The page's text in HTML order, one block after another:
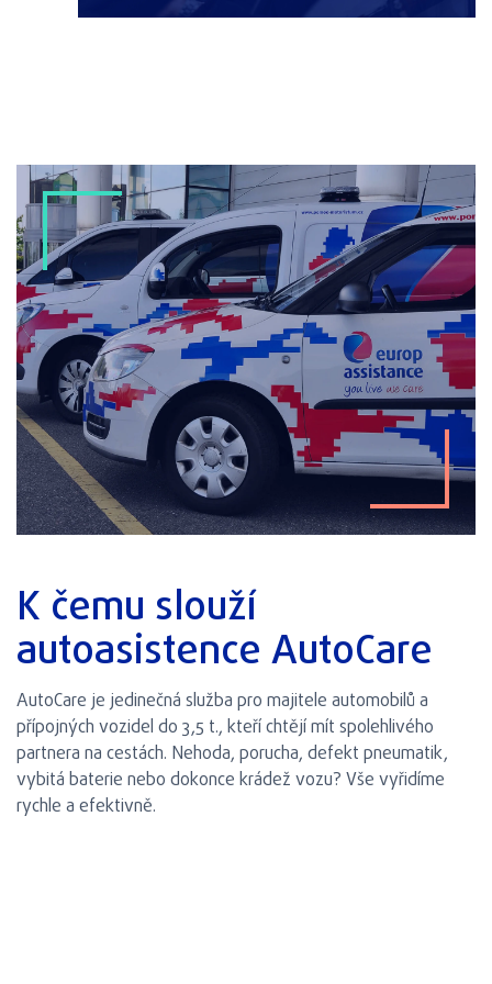
K čemu slouží
autoasistence AutoCare
AutoCare je jedinečná služba pro majitele automobilů a
přípojných vozidel do 3,5 t., kteří chtějí mít spolehlivého
partnera na cestách. Nehoda, porucha, defekt pneumatik,
vybitá baterie nebo dokonce krádež vozu? Vše vyřidíme
rychle a efektivně.